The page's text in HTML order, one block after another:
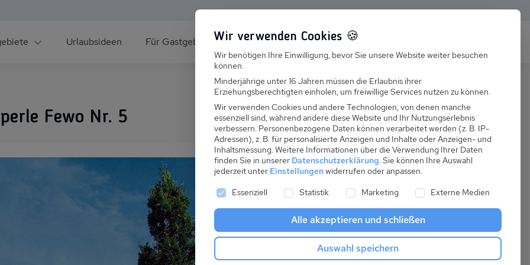
Suchen
im Winter
Urlaubsideen Für Gastgeber Über uns Karriere
Ausbildung
Fewo Nr. 5
ab
pro Nacht
Anreise
Wir verwenden Cookies 🍪
Wir benötigen Ihre Einwilligung, bevor Sie unsere Website weiter besuchen
können.
Minderjährige unter 16 Jahren müssen die Erlaubnis ihrer
Erziehungsberechtigten einholen, um freiwillige Services nutzen zu können.
Wir verwenden Cookies und andere Technologien, von denen manche
essenziell sind, während andere diese Website und Ihr Nutzungserlebnis
verbessern. Personenbezogene Daten können verarbeitet werden (z. B. IP-
Adressen), z. B. für personalisierte Anzeigen und Inhalte oder Anzeigen- und
Inhaltsmessung. Weitere Informationen über die Verwendung Ihrer Daten
finden Sie in unserer Datenschutzerklärung. Sie können Ihre Auswahl
jederzeit unter Einstellungenwiderrufen oder anpassen.
Es folgt eine Liste der Service-Gruppen, für die eine Einwilligung
Essenziell Statistik Marketing Externe Medien
Alle akzeptieren und schließen
Auswahl speichern